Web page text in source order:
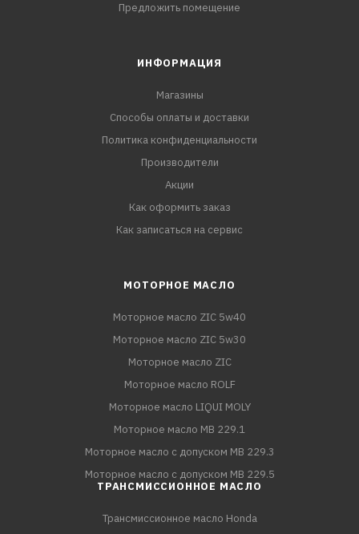
Предложить помещение
ИНФОРМАЦИЯ
Магазины
Способы оплаты и доставки
Политика конфиденциальности
Производители
Акции
Как оформить заказ
Как записаться на сервис
МОТОРНОЕ МАСЛО
Моторное масло ZIC 5w40
Моторное масло ZIC 5w30
Моторное масло ZIC
Моторное масло ROLF
Моторное масло LIQUI MOLY
Моторное масло MB 229.1
Моторное масло с допуском MB 229.3
Моторное масло с допуском MB 229.5
ТРАНСМИССИОННОЕ МАСЛО
Трансмиссионное масло Honda